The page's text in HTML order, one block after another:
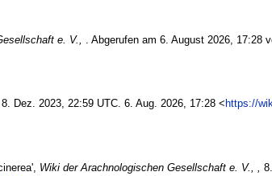
e. V., . Abgerufen am 6. August 2026, 17:28
8. Dez. 2023, 22:59 UTC. 6. Aug. 2026, 17:28 < https://
Wiki der Arachnologischen Gesellschaft e. V., ,